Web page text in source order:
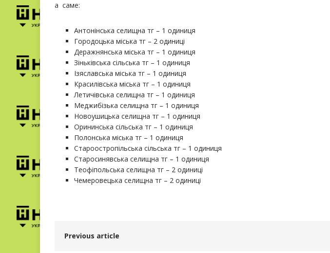
а саме:
Антонінська селищна тг – 1 одиниця
Городоцька міська тг – 2 одиниці
Деражнянська міська тг – 1 одиниця
Зіньківська сільська тг – 1 одиниця
Ізяславська міська тг – 1 одиниця
Красилівська міська тг – 1 одиниця
Летичівська селищна тг – 1 одиниця
Меджибізька селищна тг – 1 одиниця
Новоушицька селищна тг – 1 одиниця
Орининська сільська тг – 1 одиниця
Полонська міська тг – 1 одиниця
Староостропільська сільська тг – 1 одиниця
Старосинявська селищна тг – 1 одиниця
Теофіпольська селищна тг – 2 одиниці
Чемеровецька селищна тг – 2 одиниці
Previous article